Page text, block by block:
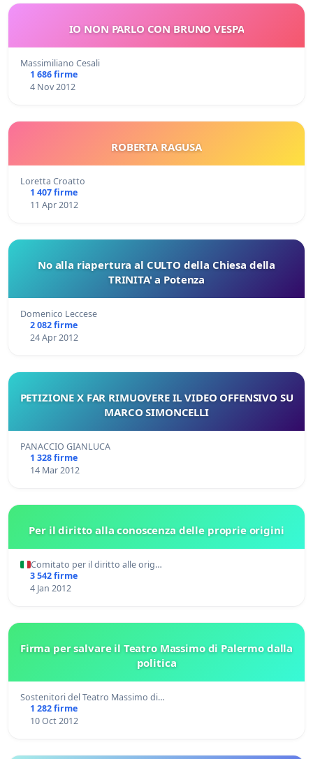
IO NON PARLO CON BRUNO VESPA
Massimiliano Cesali
1 686 firme
4 Nov 2012
ROBERTA RAGUSA
Loretta Croatto
1 407 firme
11 Apr 2012
No alla riapertura al CULTO della Chiesa della
TRINITA' a Potenza
Domenico Leccese
2 082 firme
24 Apr 2012
PETIZIONE X FAR RIMUOVERE IL VIDEO OFFENSIVO SU
MARCO SIMONCELLI
PANACCIO GIANLUCA
1 328 firme
14 Mar 2012
Per il diritto alla conoscenza delle proprie origini
Comitato per il diritto alle orig…
3 542 firme
4 Jan 2012
Firma per salvare il Teatro Massimo di Palermo dalla
politica
Sostenitori del Teatro Massimo di…
1 282 firme
10 Oct 2012